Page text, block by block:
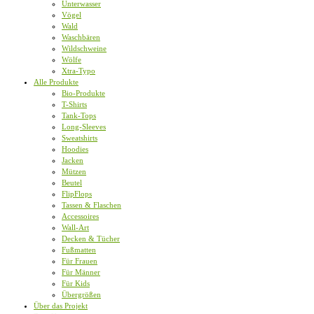
Unterwasser
Vögel
Wald
Waschbären
Wildschweine
Wölfe
Xtra-Typo
Alle Produkte
Bio-Produkte
T-Shirts
Tank-Tops
Long-Sleeves
Sweatshirts
Hoodies
Jacken
Mützen
Beutel
FlipFlops
Tassen & Flaschen
Accessoires
Wall-Art
Decken & Tücher
Fußmatten
Für Frauen
Für Männer
Für Kids
Übergrößen
Über das Projekt